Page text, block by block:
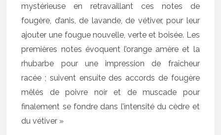
mystérieuse en retravaillant ces notes de
fougère, d’anis, de lavande, de vétiver, pour leur
ajouter une fougue nouvelle, verte et boisée. Les
premières notes évoquent l’orange amère et la
rhubarbe pour une impression de fraîcheur
racée ; suivent ensuite des accords de fougère
mêlés de poivre noir et de muscade pour
finalement se fondre dans l’intensité du cèdre et
du vétiver »